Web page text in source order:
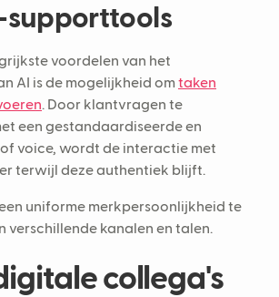
supporttools
voordelen van het
AI is de mogelijkheid om taken
. Door klantvragen te
een gestandaardiseerde en
voice, wordt de interactie met
terwijl deze authentiek blijft.
uniforme merkpersoonlijkheid te
verschillende kanalen en talen.
collega's